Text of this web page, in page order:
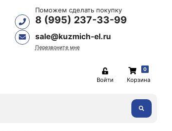
Поможем сделать покупку
8 (995) 237-33-99
sale@kuzmich-el.ru
Перезвоните мне
Войти
0
Корзина